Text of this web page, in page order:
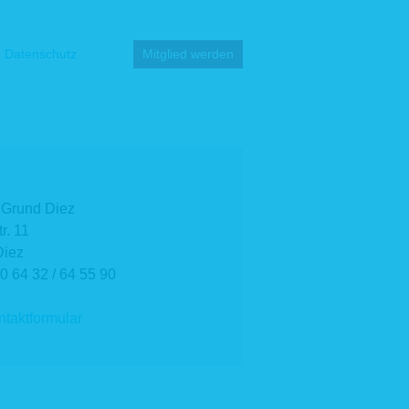
Datenschutz Mitglied werden
Diez
11
64 32 / 64 55 90